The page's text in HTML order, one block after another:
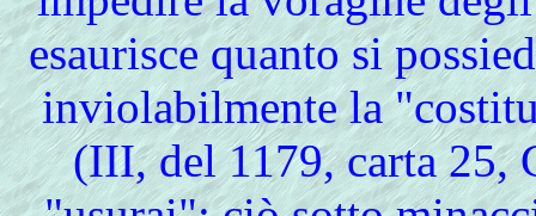
esaurisce quanto si
inviolabilmente la
(III, del 1179, carta 25,